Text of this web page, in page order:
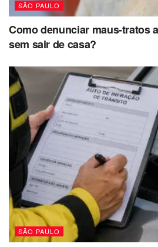
SÃO PAULO
Como denunciar maus-tratos
sem sair de casa?
SÃO PAULO